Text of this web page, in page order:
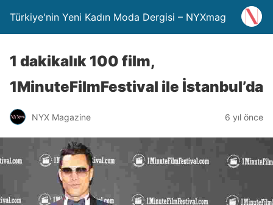
Türkiye'nin Yeni Kadın Moda Dergisi – NYXmag
1 dakikalık 100 film,
1MinuteFilmFestival ile İstanbul’da
NYX Magazine 6 yıl önce